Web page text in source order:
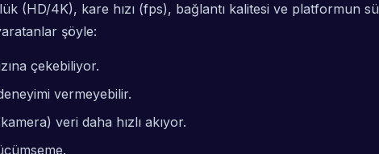
(HD/4K), kare hızı (fps), bağlantı kalitesi ve platformun
şöyle:
çekebiliyor.
vermeyebilir.
veri daha hızlı akıyor.